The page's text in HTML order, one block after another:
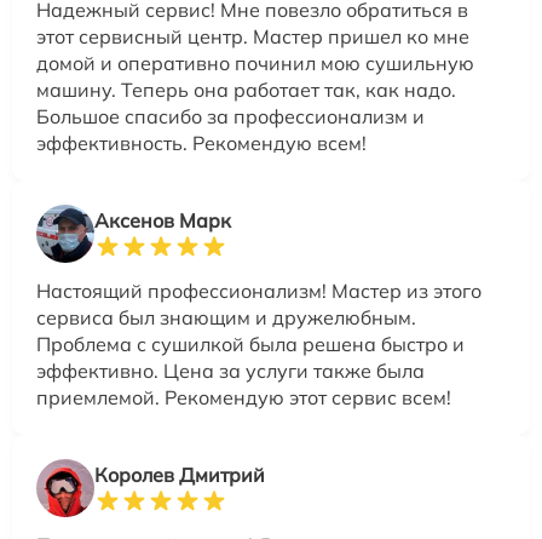
Надежный сервис! Мне повезло обратиться в
этот сервисный центр. Мастер пришел ко мне
домой и оперативно починил мою сушильную
машину. Теперь она работает так, как надо.
Большое спасибо за профессионализм и
эффективность. Рекомендую всем!
Аксенов Марк
Настоящий профессионализм! Мастер из этого
сервиса был знающим и дружелюбным.
Проблема с сушилкой была решена быстро и
эффективно. Цена за услуги также была
приемлемой. Рекомендую этот сервис всем!
Королев Дмитрий